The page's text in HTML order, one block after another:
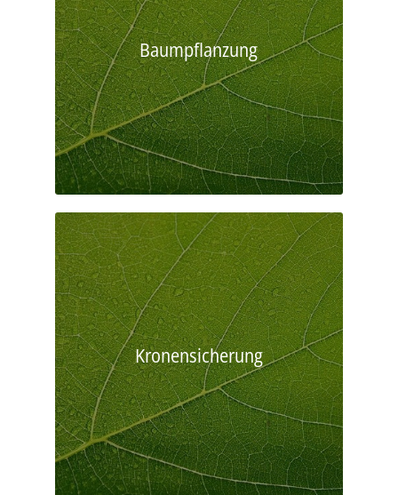
Baumpflanzung
Kronensicherung